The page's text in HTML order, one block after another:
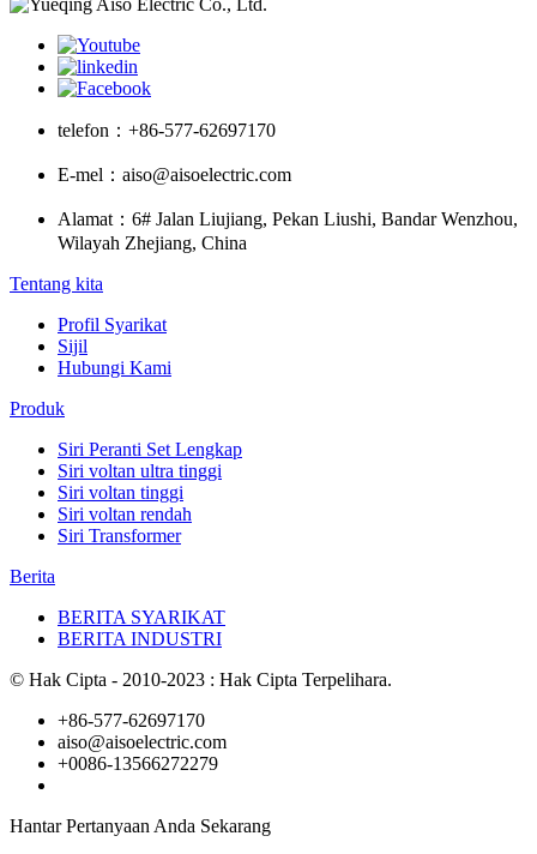
telefon： +86-577-62697170
E-mel： aiso@aisoelectric.com
Alamat： 6# Jalan Liujiang, Pekan Liushi, Bandar Wenzhou,
Wilayah Zhejiang, China
Tentang kita
Profil Syarikat
Sijil
Hubungi Kami
Produk
Siri Peranti Set Lengkap
Siri voltan ultra tinggi
Siri voltan tinggi
Siri voltan rendah
Siri Transformer
Berita
BERITA SYARIKAT
BERITA INDUSTRI
© Hak Cipta - 2010-2023 : Hak Cipta Terpelihara.
+86-577-62697170
aiso@aisoelectric.com
+0086-13566272279
Hantar Pertanyaan Anda Sekarang